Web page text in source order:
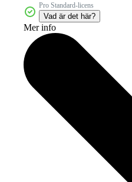
Pro Standard-licens
Vad är det här?
Mer info